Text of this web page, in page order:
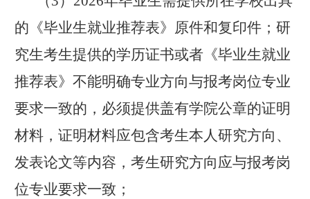
的《毕业生就业推荐表》原件和复印件； 研
究生考生提供的学历证书或者《毕业生就业
推荐表》不能明确专业方向与报考岗位专业
要求一致的，必须提供盖有学院公章的证明
材料，证明材料应包含考生本人研究方向、
发表论文等内容，考生研究方向应与报考岗
位专业要求一致 ；